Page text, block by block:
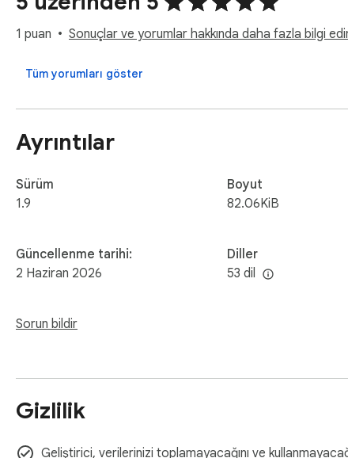
===============
Calculator 是一款简洁快速的浏览器工具栏计算器。既可
- 科学模式：sin、cos、tan、log、ln、sqrt、x²、π
- 计算历史：随时查看并复用此前的结果
- 支持键盘输入
- 提供 11 种界面语言
所有运算均在本地完成，可完全离线使用。无需注册账号，
1 puan Sonuçlar ve yorumlar hakkında daha fazla bilgi
Tüm yorumları göster
Ayrıntılar
Sürüm
1.9
Güncellenme tarihi:
2 Haziran 2026
Sorun bildir
Boyut
82.06KiB
Diller
53 dil
Gizlilik
Geliştirici, verilerinizi toplamayacağını ve